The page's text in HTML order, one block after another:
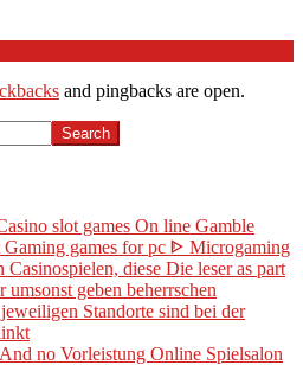
and pingbacks are open.
slot games On line Gamble
games for pc ᐈ Microgaming
diese Die leser as part
geben beherrschen
Standorte sind bei der
no Vorleistung Online Spielsalon